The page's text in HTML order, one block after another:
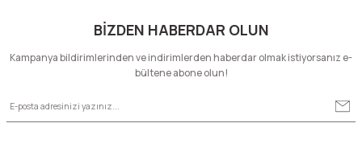
BİZDEN HABERDAR OLUN
Kampanya bildirimlerinden ve indirimlerden haberdar olmak istiyorsanız e-
bültene abone olun!